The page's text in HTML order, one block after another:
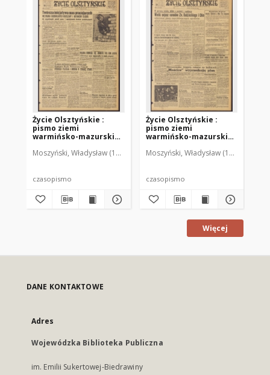
Życie Olsztyńskie :
pismo ziemi
warmińsko-mazurskiej,
Moszyński, Władysław (1922-2001). Red. Mroczkowski, Włodzimierz
czasopismo
Życie Olsztyńskie :
pismo ziemi
warmińsko-mazurskiej,
Moszyński, Władysław (1922-2001).
czasopismo
Więcej
DANE KONTAKTOWE
Adres
Wojewódzka Biblioteka Publiczna
im. Emilii Sukertowej-Biedrawiny